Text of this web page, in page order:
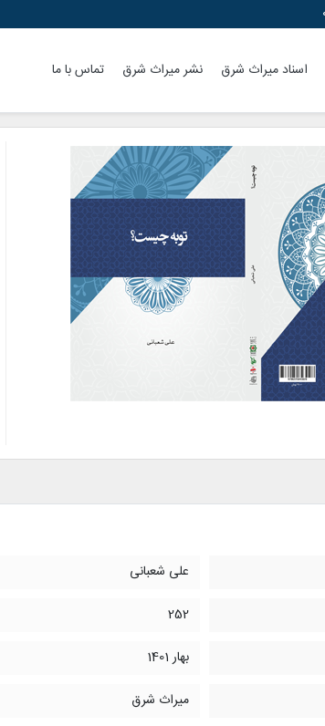
اسناد میراث شرق نشر میراث شرق تماس با ما
علی شعبانی
252
بهار 1401
میراث شرق